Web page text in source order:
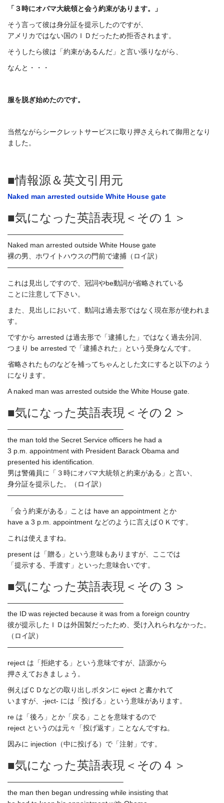
「３時にオバマ大統領と会う約束があります。」
そう言って彼は身分証を提示したのですが、
アメリカではない国のＩＤだったため拒否されます。
そうしたら彼は「約束があるんだ」と言い張りながら、
なんと・・・
服を脱ぎ始めたのです。
当然ながらシークレットサービスに取り押さえられて御用となり
ました。
■情報源＆英文引用元
Naked man arrested outside White House gate
■気になった英語表現＜その１＞
————————————————–
Naked man arrested outside White House gate
裸の男、ホワイトハウスの門前で逮捕（ロイ訳）
————————————————–
これは見出しですので、冠詞やbe動詞が省略されている
ことに注意して下さい。
また、見出しにおいて、動詞は過去形ではなく現在形が使われま
す。
ですから arrested は過去形で「逮捕した」ではなく過去分詞、
つまり be arrested で「逮捕された」という受身なんです。
省略されたものなどを補ってちゃんとした文にすると以下のよう
になります。
A naked man was arrested outside the White House gate.
■気になった英語表現＜その２＞
————————————————–
the man told the Secret Service officers he had a
3 p.m. appointment with President Barack Obama and
presented his identification.
男は警備員に「３時にオバマ大統領と約束がある」と言い、
身分証を提示した。（ロイ訳）
————————————————–
「会う約束がある」ことは have an appointment とか
have a 3 p.m. appointment などのように言えばＯＫです。
これは使えますね。
present は「贈る」という意味もありますが、ここでは
「提示する、手渡す」といった意味合いです。
■気になった英語表現＜その３＞
————————————————–
the ID was rejected because it was from a foreign country
彼が提示したＩＤは外国製だったため、受け入れられなかった。
（ロイ訳）
————————————————–
reject は「拒絶する」という意味ですが、語源から
押さえておきましょう。
例えばＣＤなどの取り出しボタンに eject と書かれて
いますが、-ject- には「投げる」という意味があります。
re は「後ろ」とか「戻る」ことを意味するので
reject というのは元々「投げ返す」ことなんですね。
因みに injection（中に投げる）で「注射」です。
■気になった英語表現＜その４＞
————————————————–
the man then began undressing while insisting that